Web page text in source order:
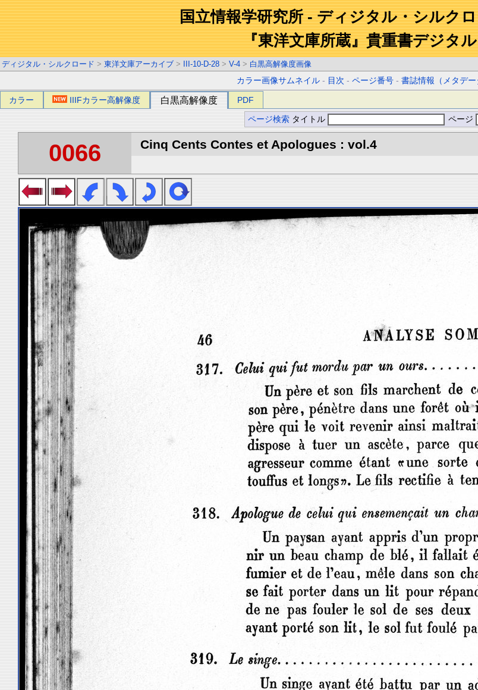
国立情報学研究所 - ディジタル・シルク
『東洋文庫所蔵』貴重書デジタ
ディジタル・シルクロード > 東洋文庫アーカイブ > III-10-D-28 > V-4 > 白黒高解像度画像
カラー画像サムネイル - 目次 -ページ番号 -書誌情報（メタデー
カラー IIIFカラー高解像度 白黒高解像度 PDF
ページ検索 タイトル ページ
0066 Cinq Cents Contes et Apologues : vol.4